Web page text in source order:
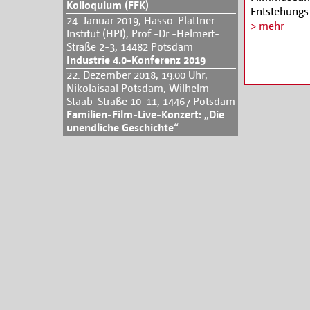
Kolloquium (FFK)
24. Januar 2019, Hasso-Plattner
Institut (HPI), Prof.-Dr.-Helmert-
Straße 2-3, 14482 Potsdam
Industrie 4.0-Konferenz 2019
22. Dezember 2018, 19:00 Uhr,
Nikolaisaal Potsdam, Wilhelm-
Staab-Straße 10-11, 14467 Potsdam
Familien-Film-Live-Konzert: „Die
unendliche Geschichte“
vier
> mehr